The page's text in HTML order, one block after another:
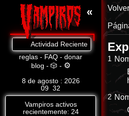
«
Actividad Reciente: Cat.8: https://
reglas - FAQ - donar
blog - 🎲 - ⚙
8 de agosto : 2026
09 32
Vampiros activos
recientemente: 24
Volver
1
2